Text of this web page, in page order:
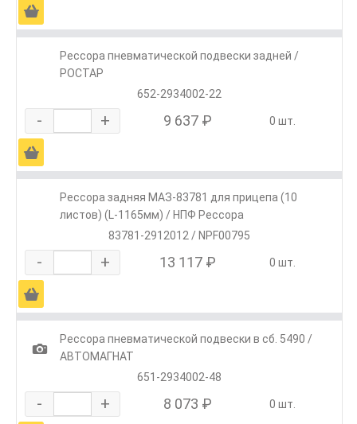
Ä
Рессора пневматической подвески задней /
РОСТАР
652-2934002-22
- + 9 637 ₽ 0 шт.
Ä
Рессора задняя МАЗ-83781 для прицепа (10
листов) (L-1165мм) / НПФ Рессора
83781-2912012 / NPF00795
- + 13 117 ₽ 0 шт.
Ä
1
Рессора пневматической подвески в сб. 5490 /
АВТОМАГНАТ
651-2934002-48
- + 8 073 ₽ 0 шт.